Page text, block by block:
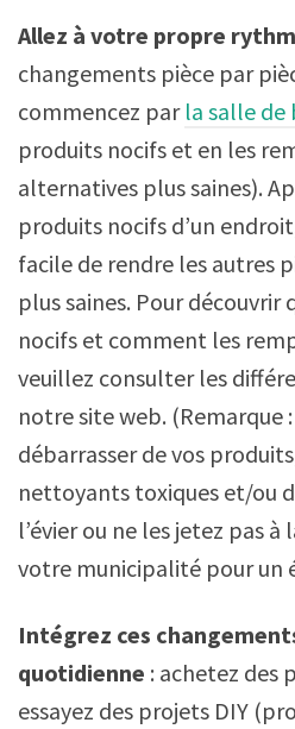
Allez à votre propre
changements pièce par
commencez par la salle de
produits nocifs et en les
alternatives plus saines).
produits nocifs d’un
facile de rendre les autres
plus saines. Pour
nocifs et comment les
veuillez consulter les
notre site web. (Remarque
débarrasser de vos
nettoyants toxiques et/ou
l’évier ou ne les jetez pas
votre municipalité pour un
Intégrez ces
quotidienne : achetez des
essayez des projets DIY